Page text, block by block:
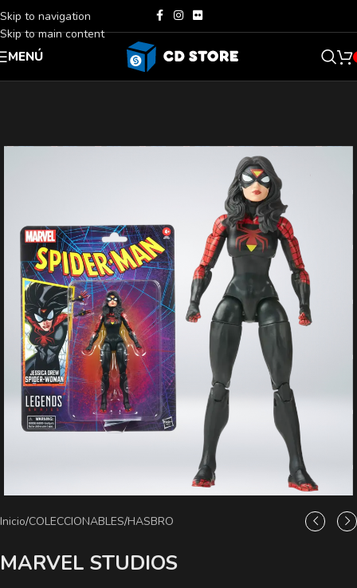
Skip to navigation
Skip to main content
MENÚ
Inicio/COLECCIONABLES/HASBRO
MARVEL STUDIOS